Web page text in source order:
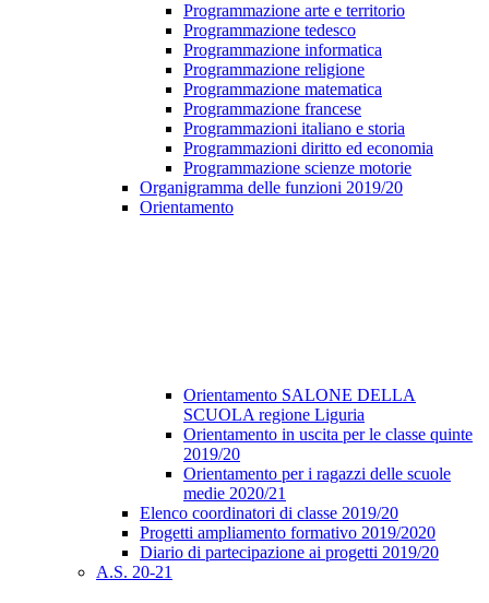
Programmazione arte e territorio
Programmazione tedesco
Programmazione informatica
Programmazione religione
Programmazione matematica
Programmazione francese
Programmazioni italiano e storia
Programmazioni diritto ed economia
Programmazione scienze motorie
Organigramma delle funzioni 2019/20
Orientamento
Orientamento SALONE DELLA
SCUOLA regione Liguria
Orientamento in uscita per le classe quinte
2019/20
Orientamento per i ragazzi delle scuole
medie 2020/21
Elenco coordinatori di classe 2019/20
Progetti ampliamento formativo 2019/2020
Diario di partecipazione ai progetti 2019/20
A.S. 20-21